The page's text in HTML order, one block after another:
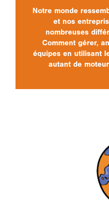
Notre monde
et nos
nombreuses
Comment gérer,
équipes en utilisant
autant de